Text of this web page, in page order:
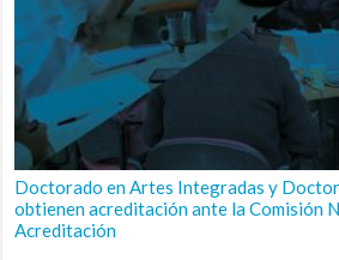
Doctorado en Artes Integradas y
obtienen acreditación ante la Comisión
Acreditación